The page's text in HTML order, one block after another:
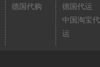
德国代购
德国代运
中国淘宝代
运